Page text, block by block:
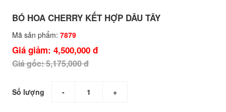
BÓ HOA CHERRY KẾT HỢP DÂU TÂY
Mã sản phẩm: 7879
Giá giảm: 4,500,000 đ
Giá gốc: 5,175,000 đ
Số lượng - +